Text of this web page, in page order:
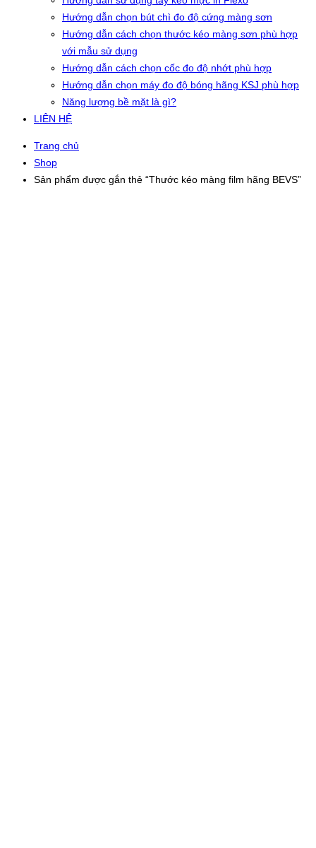
Hướng dẫn chọn bút chì đo độ cứng màng sơn
Hướng dẫn cách chọn thước kéo màng sơn phù hợp
với mẫu sử dụng
Hướng dẫn cách chọn cốc đo độ nhớt phù hợp
Hướng dẫn chọn máy đo độ bóng hãng KSJ phù hợp
Năng lượng bề mặt là gì?
LIÊN HỆ
Trang chủ
Shop
Sản phẩm được gắn thẻ “Thước kéo màng film hãng BEVS”